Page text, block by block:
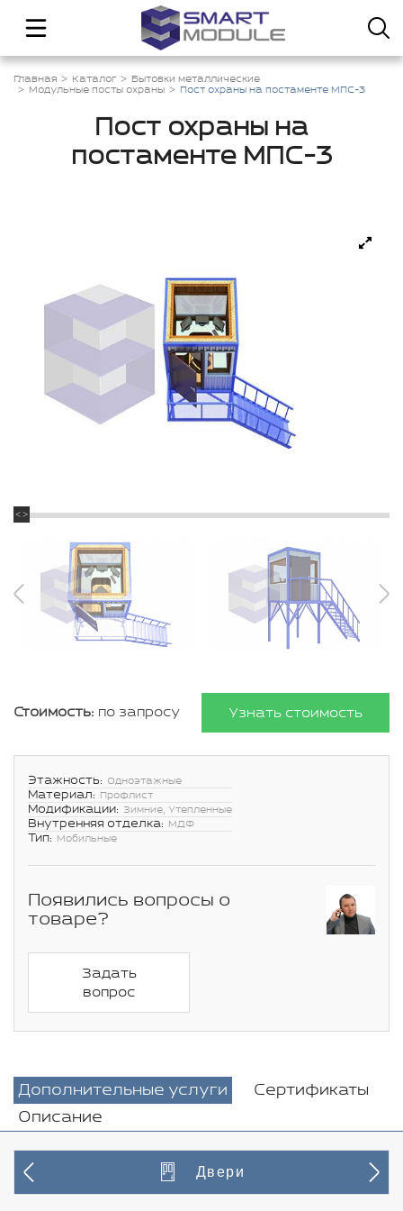
Главная Каталог
Бытовки металлические
Модульные посты охраны
Пост охраны на постаменте МПС-3
Пост охраны на
постаменте МПС-3
Стоимость: по запросу Узнать стоимость
Этажность: Одноэтажные
Материал: Профлист
Модификации: Зимние, Утепленные
Внутренняя отделка: МДФ
Тип: Мобильные
Появились вопросы о
товаре?
Задать
вопрос
Дополнительные услуги
Сертификаты
Описание
Двери